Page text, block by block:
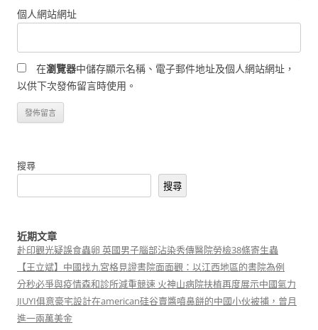
個人網站網址
在瀏覽器中儲存顯示名稱、電子郵件地址及個人網站網址，
以供下次發佈留言時使用。
搜尋
搜尋
近期文章
赴印觀光疑誤食蟲卵 英國男子腦部沾染秀傳醫院勞檢38條寄生蟲
【王立斌】中國找九宮格見證書院面面觀：以江西地區的書院為例
分秒必爭與疫情森和診所減重競速 火神山病院扶植再度展示中國氣力
JIUYI俱意豪宅設計在american硅谷賣醬噴鼻餅的中國小伙被捕，曾月
進一兩萬美金